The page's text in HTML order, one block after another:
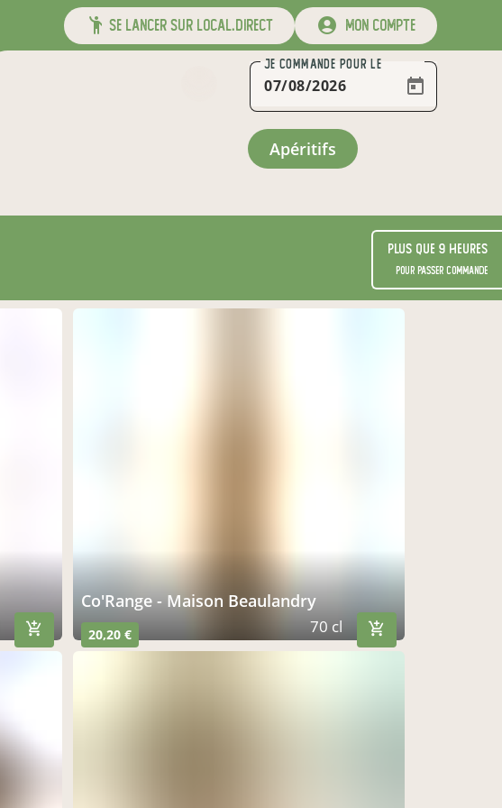
se lancer sur local.direct mon compte
JE COMMANDE POUR LE
apéritifs
Plus que 9 heures
pour passer commande
Co'Range - Maison Beaulandry
20,20 € 70 cl